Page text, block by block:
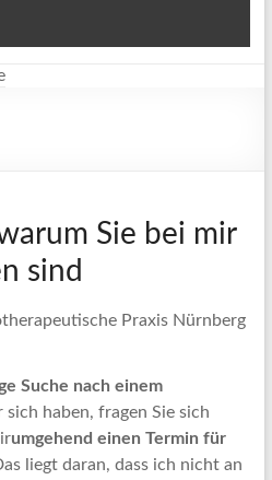
Sie bei mir
sind
Suche nach einem
sich haben, fragen Sie sich
umgehend einen Termin für
liegt daran, dass ich nicht an